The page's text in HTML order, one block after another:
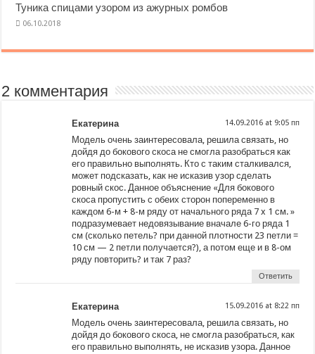
Туника спицами узором из ажурных ромбов
2 комментария
Екатерина at
Модель очень заинтересовала, решила связать, но
дойдя до бокового скоса не смогла разобраться как
его правильно выполнять. Кто с таким сталкивался,
может подсказать, как не исказив узор сделать
ровный скос. Данное объяснение «Для бокового
скоса пропустить с обеих сторон попеременно в
каждом 6-м + 8-м ряду от начального ряда 7 x 1 см. »
подразумевает недовязывание вначале 6-го ряда 1
см (сколько петель? при данной плотности 23 петли =
10 см — 2 петли получается?), а потом еще и в 8-ом
ряду повторить? и так 7 раз?
Ответить
Екатерина at
Модель очень заинтересовала, решила связать, но
дойдя до бокового скоса, не смогла разобраться, как
его правильно выполнять, не исказив узора. Данное